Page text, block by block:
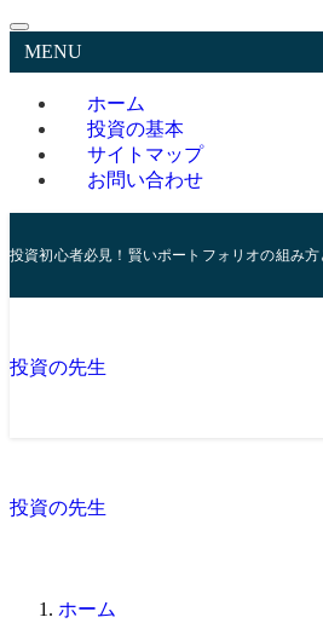
MENU
ホーム
投資の基本
サイトマップ
お問い合わせ
投資初心者必見！賢いポートフォリオの組み
投資の先生
投資の先生
ホーム